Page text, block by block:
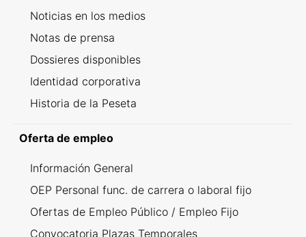
Noticias en los medios
Notas de prensa
Dossieres disponibles
Identidad corporativa
Historia de la Peseta
Oferta de empleo
Información General
OEP Personal func. de carrera o laboral fijo
Ofertas de Empleo Público / Empleo Fijo
Convocatoria Plazas Temporales